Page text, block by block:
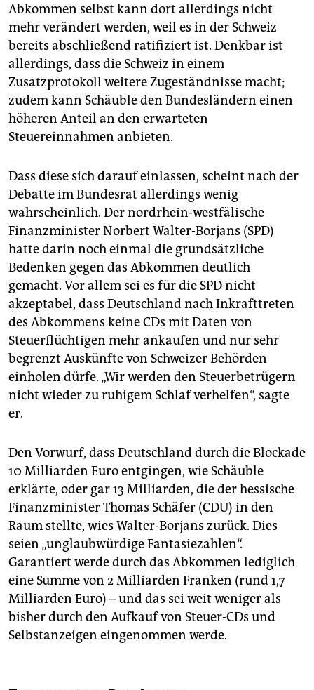
Abkommen selbst kann dort allerdings nicht
mehr verändert werden, weil es in der Schweiz
bereits abschließend ratifiziert ist. Denkbar ist
allerdings, dass die Schweiz in einem
Zusatzprotokoll weitere Zugeständnisse macht;
zudem kann Schäuble den Bundesländern einen
höheren Anteil an den erwarteten
Steuereinnahmen anbieten.
Dass diese sich darauf einlassen, scheint nach der
Debatte im Bundesrat allerdings wenig
wahrscheinlich. Der nordrhein-westfälische
Finanzminister Norbert Walter-Borjans (SPD)
hatte darin noch einmal die grundsätzliche
Bedenken gegen das Abkommen deutlich
gemacht. Vor allem sei es für die SPD nicht
akzeptabel, dass Deutschland nach Inkrafttreten
des Abkommens keine CDs mit Daten von
Steuerflüchtigen mehr ankaufen und nur sehr
begrenzt Auskünfte von Schweizer Behörden
einholen dürfe. „Wir werden den Steuerbetrügern
nicht wieder zu ruhigem Schlaf verhelfen“, sagte
er.
Den Vorwurf, dass Deutschland durch die Blockade
10 Milliarden Euro entgingen, wie Schäuble
erklärte, oder gar 13 Milliarden, die der hessische
Finanzminister Thomas Schäfer (CDU) in den
Raum stellte, wies Walter-Borjans zurück. Dies
seien „unglaubwürdige Fantasiezahlen“.
Garantiert werde durch das Abkommen lediglich
eine Summe von 2 Milliarden Franken (rund 1,7
Milliarden Euro) – und das sei weit weniger als
bisher durch den Aufkauf von Steuer-CDs und
Selbstanzeigen eingenommen werde.